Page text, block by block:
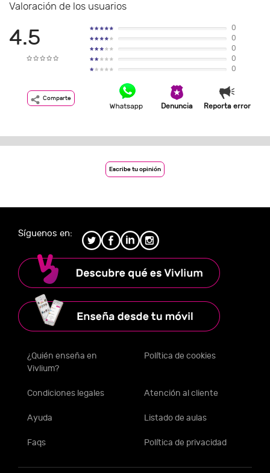
Valoración de los usuarios
4.5
0
0
0
0
0
Comparte
Denuncia Reporta error
Escribe tu opinión
Síguenos en:
¿Quién enseña en
Vivlium?
Política de cookies
Condiciones legales Atención al cliente
Ayuda Listado de aulas
Faqs Política de privacidad